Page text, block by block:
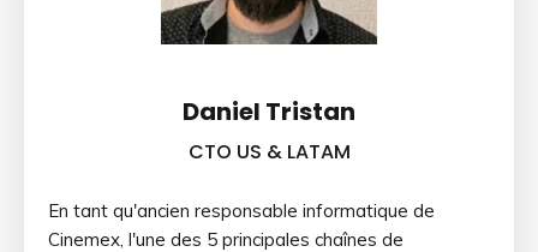
Daniel Tristan
CTO US & LATAM
En tant qu'ancien responsable informatique de
Cinemex, l'une des 5 principales chaînes de